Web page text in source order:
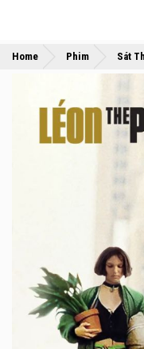
Home Phim Sát